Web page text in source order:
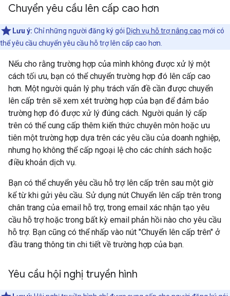
Chuyển yêu cầu lên cấp cao hơn
Lưu ý: Chỉ những người đăng ký gói Dịch vụ hỗ trợ nâng cao mới có
thể yêu cầu chuyển yêu cầu hỗ trợ lên cấp cao hơn.
Nếu cho rằng trường hợp của mình không được xử lý một
cách tối ưu, bạn có thể chuyển trường hợp đó lên cấp cao
hơn. Một người quản lý phụ trách vấn đề cần được chuyển
lên cấp trên sẽ xem xét trường hợp của bạn để đảm bảo
trường hợp đó được xử lý đúng cách. Người quản lý cấp
trên có thể cung cấp thêm kiến thức chuyên môn hoặc ưu
tiên một trường hợp dựa trên các yêu cầu của doanh nghiệp,
nhưng họ không thể cấp ngoại lệ cho các chính sách hoặc
điều khoản dịch vụ.
Bạn có thể chuyển yêu cầu hỗ trợ lên cấp trên sau một giờ
kể từ khi gửi yêu cầu. Sử dụng nút Chuyển lên cấp trên trong
chân trang của email hỗ trợ, trong email xác nhận tạo yêu
cầu hỗ trợ hoặc trong bất kỳ email phản hồi nào cho yêu cầu
hỗ trợ. Bạn cũng có thể nhấp vào nút "Chuyển lên cấp trên" ở
đầu trang thông tin chi tiết về trường hợp của bạn.
Yêu cầu hội nghị truyền hình